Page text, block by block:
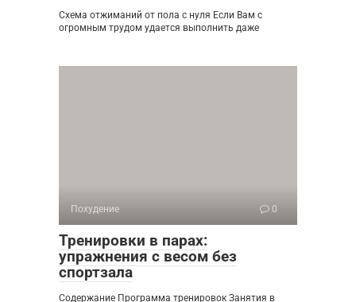
Схема отжиманий от пола с нуля Если Вам с
огромным трудом удается выполнить даже
Похудение 0
Тренировки в парах:
упражнения с весом без
спортзала
Содержание Программа тренировок Занятия в